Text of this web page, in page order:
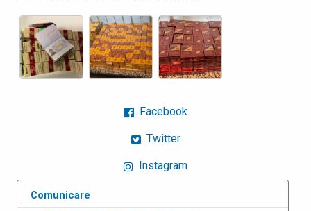
Facebook
Twitter
Instagram
Comunicare